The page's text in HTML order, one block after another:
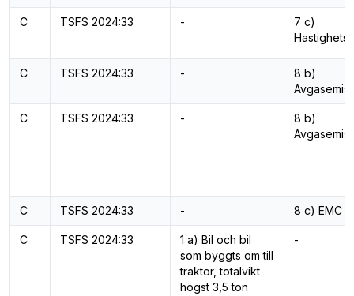
C TSFS 2024:33 -
7 c)
C TSFS 2024:33 -
8 b)
C TSFS 2024:33 -
8 b)
C TSFS 2024:33 - 8 c) EMC
C TSFS 2024:33
1 a) Bil och bil
som byggts om till
traktor, totalvikt
högst 3,5 ton
-